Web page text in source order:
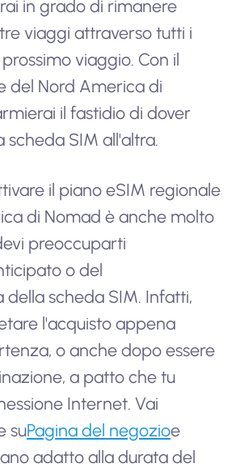
in grado di rimanere
viaggi attraverso tutti i
viaggio. Con il
del Nord America di
il fastidio di dover
scheda SIM all'altra.
il piano eSIM regionale
di Nomad è anche molto
preoccuparti
o del
scheda SIM. Infatti,
l'acquisto appena
o anche dopo essere
a patto che tu
Internet. Vai
suPagina del negozioe
adatto alla durata del